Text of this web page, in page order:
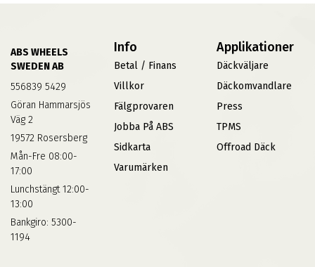
ABS WHEELS
SWEDEN AB
556839 5429
Göran Hammarsjös
Väg 2
19572 Rosersberg
Mån-Fre 08:00-
17:00
Lunchstängt 12:00-
13:00
Bankgiro: 5300-
1194
Info
Betal / Finans
Villkor
Fälgprovaren
Jobba På ABS
Sidkarta
Varumärken
Applikationer
Däckväljare
Däckomvandlare
Press
TPMS
Offroad Däck